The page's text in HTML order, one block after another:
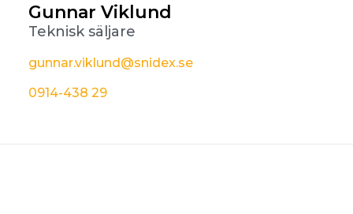
Gunnar Viklund
Teknisk säljare
gunnar.viklund@snidex.se
0914-438 29